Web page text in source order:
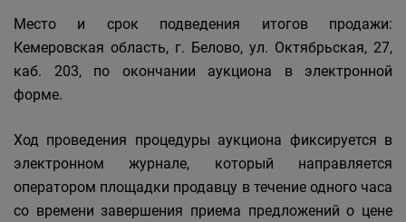
Место и срок подведения итогов продажи:
Кемеровская область, г. Белово, ул. Октябрьская, 27,
каб. 203, по окончании аукциона в электронной
форме.
Ход проведения процедуры аукциона фиксируется в
электронном журнале, который направляется
оператором площадки продавцу в течение одного часа
со времени завершения приема предложений о цене